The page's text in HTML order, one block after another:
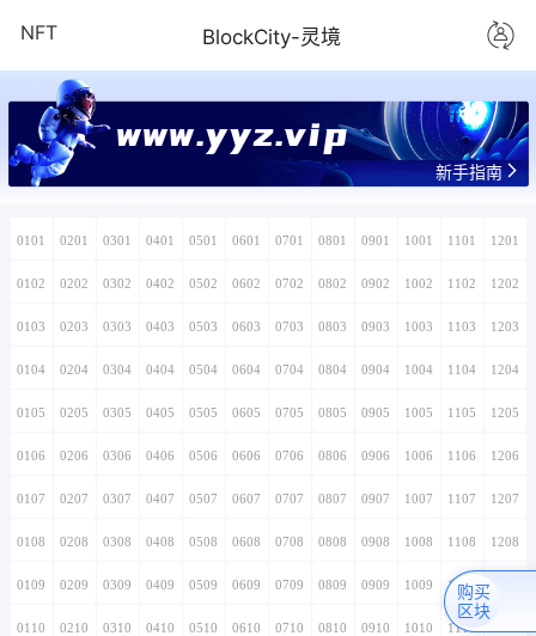
NFT BlockCity-灵境
www.yyz.vip
新手指南
0101 0201 0301 0401 0501 0601 0701 0801 0901 1001 1101 1201
0102 0202 0302 0402 0502 0602 0702 0802 0902 1002 1102 1202
0103 0203 0303 0403 0503 0603 0703 0803 0903 1003 1103 1203
0104 0204 0304 0404 0504 0604 0704 0804 0904 1004 1104 1204
0105 0205 0305 0405 0505 0605 0705 0805 0905 1005 1105 1205
0106 0206 0306 0406 0506 0606 0706 0806 0906 1006 1106 1206
0107 0207 0307 0407 0507 0607 0707 0807 0907 1007 1107 1207
0108 0208 0308 0408 0508 0608 0708 0808 0908 1008 1108 1208
0109 0209 0309 0409 0509 0609 0709 0809 0909 1009 1109
0110 0210 0310 0410 0510 0610 0710 0810 0910 1010 1110
购买
区块